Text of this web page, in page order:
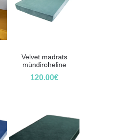
Velvet madrats
mündiroheline
120.00€